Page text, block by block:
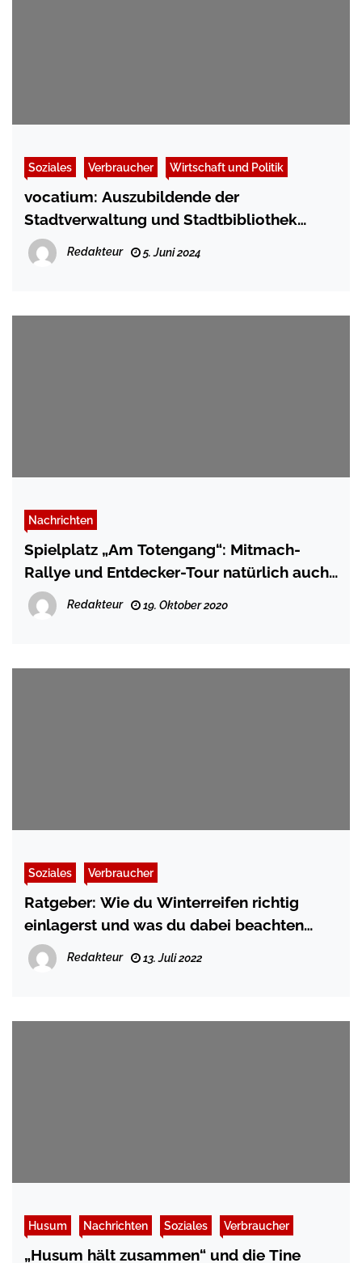
Soziales Verbraucher Wirtschaft und Politik
vocatium: Auszubildende der
Stadtverwaltung und Stadtbibliothek
erzählen über ihre Berufe
Redakteur 5. Juni 2024
Nachrichten
Spielplatz „Am Totengang“: Mitmach-
Rallye und Entdecker-Tour natürlich auch
für Kinder mit Behinderungen
Redakteur 19. Oktober 2020
Soziales Verbraucher
Ratgeber: Wie du Winterreifen richtig
einlagerst und was du dabei beachten
solltest
Redakteur 13. Juli 2022
Husum Nachrichten Soziales Verbraucher
„Husum hält zusammen“ und die Tine